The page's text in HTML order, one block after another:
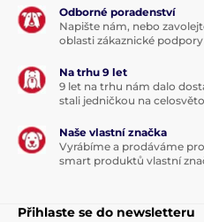
Odborné poradenství
Napište nám, nebo
oblasti zákaznické
Na trhu 9 let
9 let na trhu nám dalo
stali jedničkou na
Naše vlastní značka
Vyrábíme a prodáváme
smart produktů vlastní
Přihlaste se do newsletteru